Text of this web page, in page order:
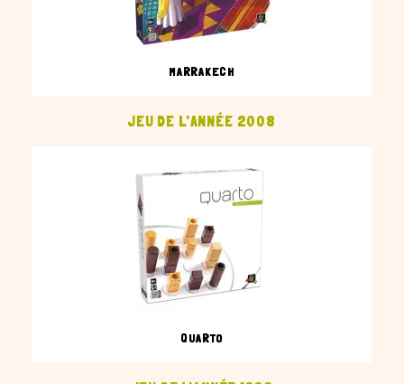
MARRAKECH
JEU DE L'ANNÉE 2008
QUARTO